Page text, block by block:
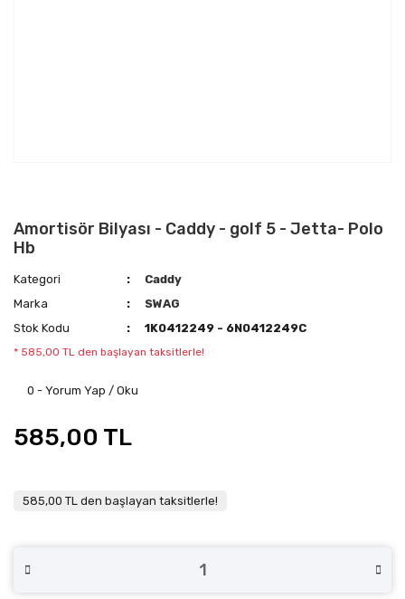
Amortisör Bilyası - Caddy - golf 5 - Jetta- Polo
Hb
Kategori
Caddy
Marka
SWAG
Stok Kodu
1K0412249 - 6N0412249C
* 585,00 TL den başlayan taksitlerle!
0 - Yorum Yap / Oku
585,00 TL
585,00 TL den başlayan taksitlerle!